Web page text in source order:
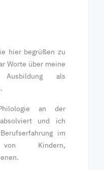
hier begrüßen zu
Worte über meine
Ausbildung als
an der
und ich
im
von Kindern,